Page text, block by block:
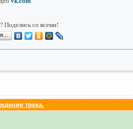
Поделись со всеми!
трека.